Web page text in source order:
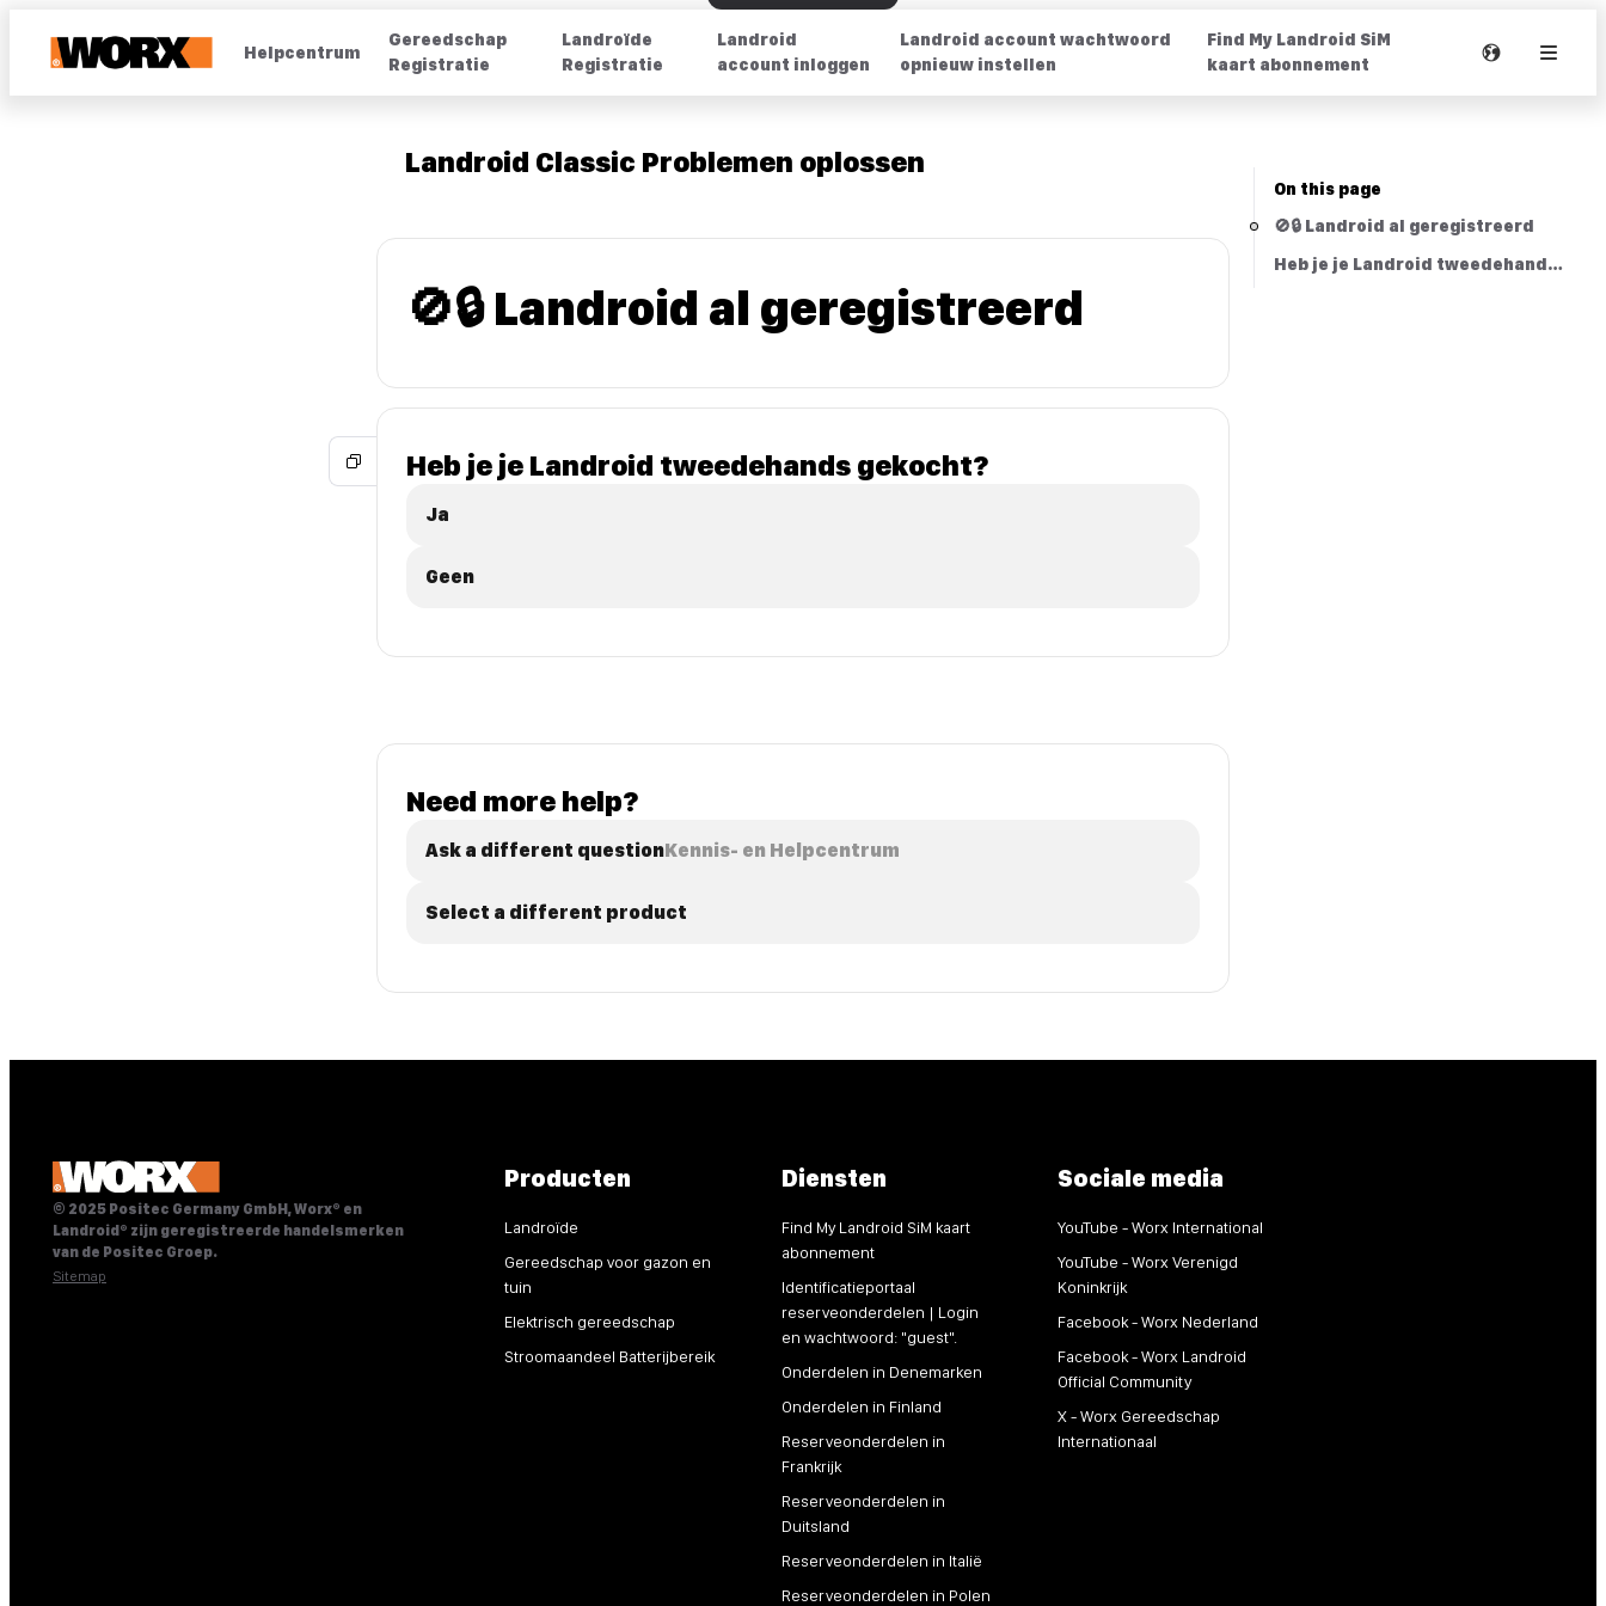
Helpcentrum
Gereedschap
Registratie
Landroïde
Registratie
Landroid
account inloggen
Landroid account wachtwoord
opnieuw instellen
Find My Landroid SiM
kaart abonnement
Landroid Classic Problemen oplossen
🚫🔒 Landroid al geregistreerd
Heb je je Landroid tweedehands gekocht?
Ja
Geen
Need more help?
Ask a different questionKennis- en Helpcentrum
Select a different product
On this page
🚫🔒 Landroid al geregistreerd
Heb je je Landroid tweedehands
© 2025 Positec Germany GmbH, Worx® en
Landroid® zijn geregistreerde handelsmerken
van de Positec Groep.
Sitemap
Producten
Landroïde
Gereedschap voor gazon en
tuin
Elektrisch gereedschap
Stroomaandeel Batterijbereik
Diensten
Find My Landroid SiM kaart
abonnement
Identificatieportaal
reserveonderdelen | Login
en wachtwoord: "guest".
Onderdelen in Denemarken
Onderdelen in Finland
Reserveonderdelen in
Frankrijk
Reserveonderdelen in
Duitsland
Reserveonderdelen in Italië
Reserveonderdelen in Polen
Sociale media
YouTube - Worx International
YouTube - Worx Verenigd
Koninkrijk
Facebook - Worx Nederland
Facebook - Worx Landroid
Official Community
X - Worx Gereedschap
Internationaal